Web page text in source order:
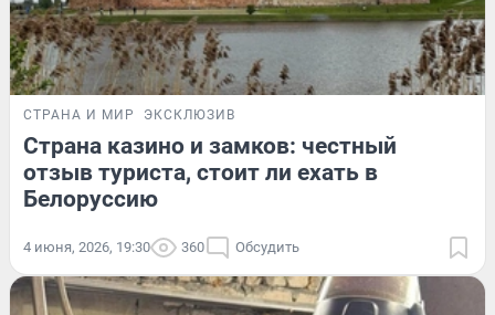
СТРАНА И МИР ЭКСКЛЮЗИВ
Страна казино и замков: честный
отзыв туриста, стоит ли ехать в
Белоруссию
4 июня, 2026, 19:30 360 Обсудить